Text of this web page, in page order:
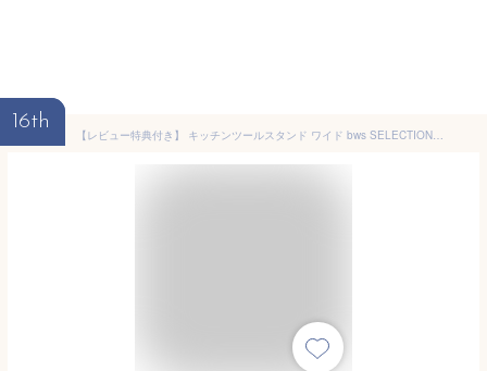
16th
【レビュー特典付き】 キッチンツールスタンド ワイド bws SELECTION （ 日本製 ステンレス ビーワースセレクション ツールスタンド キッチンスタンド 調理道具立て キッチンツール立て カトラリースタンド ステンレス製 ）